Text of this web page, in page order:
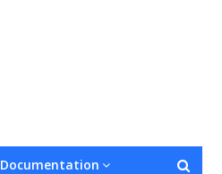
Documentation